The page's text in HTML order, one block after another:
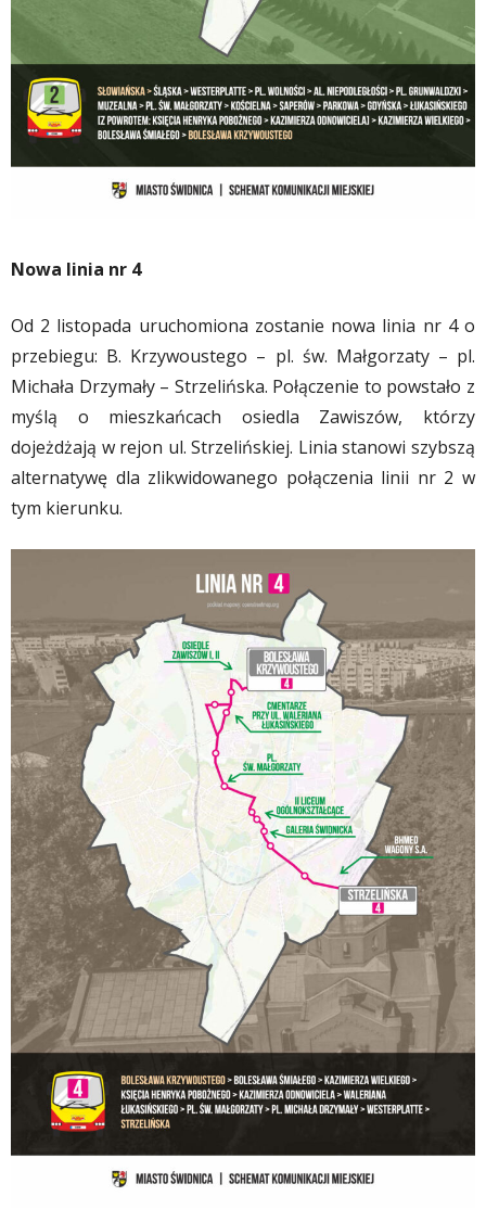
Nowa linia nr 4
Od 2 listopada uruchomiona zostanie nowa linia nr 4 o
przebiegu: B. Krzywoustego – pl. św. Małgorzaty – pl.
Michała Drzymały – Strzelińska. Połączenie to powstało z
myślą o mieszkańcach osiedla Zawiszów, którzy
dojeżdżają w rejon ul. Strzelińskiej. Linia stanowi szybszą
alternatywę dla zlikwidowanego połączenia linii nr 2 w
tym kierunku.